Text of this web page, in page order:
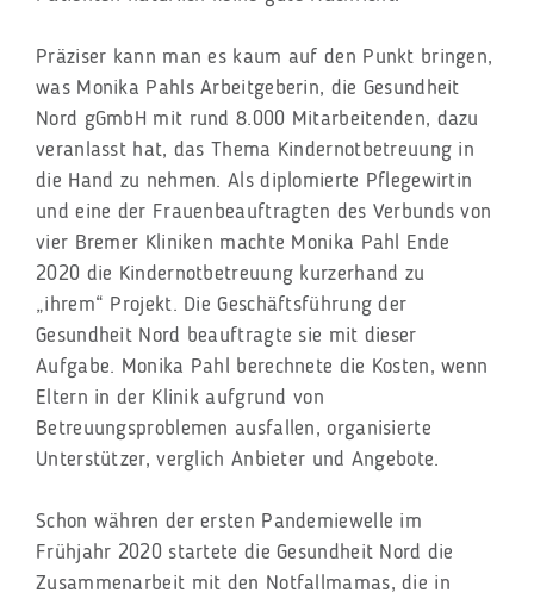
Präziser kann man es kaum auf den Punkt bringen,
was Monika Pahls Arbeitgeberin, die Gesundheit
Nord gGmbH mit rund 8.000 Mitarbeitenden, dazu
veranlasst hat, das Thema Kindernotbetreuung in
die Hand zu nehmen. Als diplomierte Pflegewirtin
und eine der Frauenbeauftragten des Verbunds von
vier Bremer Kliniken machte Monika Pahl Ende
2020 die Kindernotbetreuung kurzerhand zu
„ihrem“ Projekt. Die Geschäftsführung der
Gesundheit Nord beauftragte sie mit dieser
Aufgabe. Monika Pahl berechnete die Kosten, wenn
Eltern in der Klinik aufgrund von
Betreuungsproblemen ausfallen, organisierte
Unterstützer, verglich Anbieter und Angebote.
Schon währen der ersten Pandemiewelle im
Frühjahr 2020 startete die Gesundheit Nord die
Zusammenarbeit mit den Notfallmamas, die in